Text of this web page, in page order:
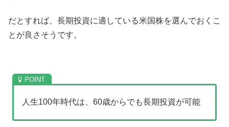
だとすれば、長期投資に適している米国株を選んでおくこ
とが良さそうです。
人生100年時代は、60歳からでも長期投資が可能